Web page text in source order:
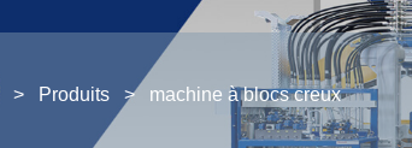
> Produits > machine à blocs creux